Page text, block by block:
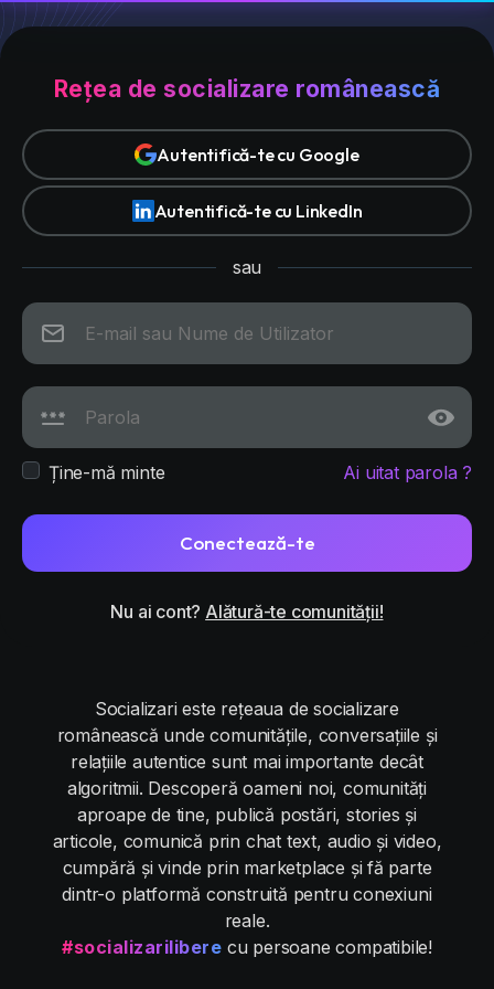
Rețea de socializare românească
Autentifică-te cu Google
Autentifică-te cu LinkedIn
sau
Ține-mă minte Ai uitat parola ?
Conectează-te
Nu ai cont? Alătură-te comunității!
Socializari este rețeaua de socializare
românească unde comunitățile, conversațiile și
relațiile autentice sunt mai importante decât
algoritmii. Descoperă oameni noi, comunități
aproape de tine, publică postări, stories și
articole, comunică prin chat text, audio și video,
cumpără și vinde prin marketplace și fă parte
dintr-o platformă construită pentru conexiuni
reale.
#socializarilibere cu persoane compatibile!